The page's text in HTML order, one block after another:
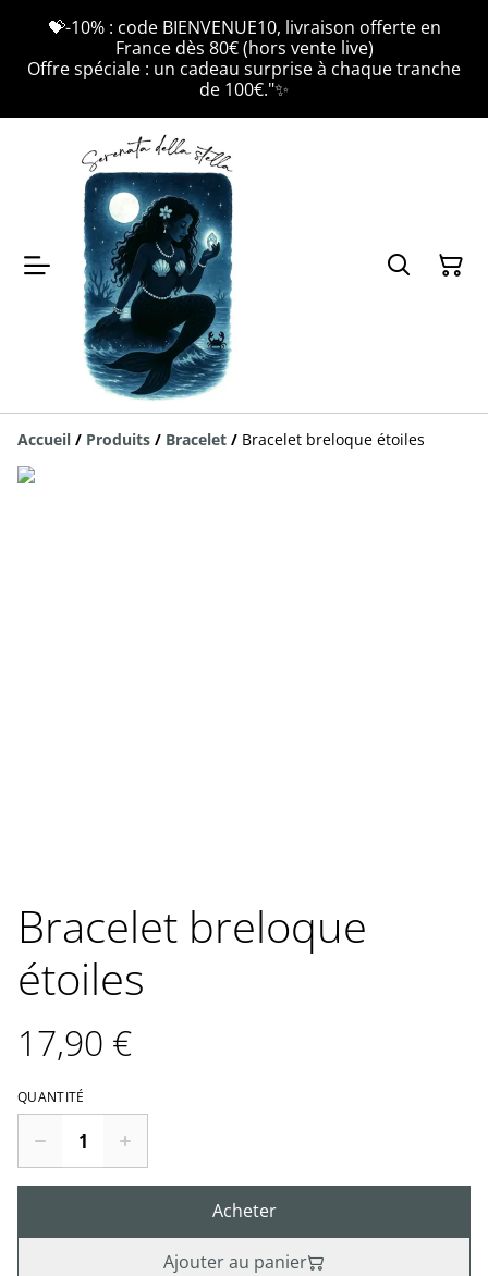
💝-10% : code BIENVENUE10, livraison offerte en
France dès 80€ (hors vente live)
Offre spéciale : un cadeau surprise à chaque tranche
de 100€."✨
Accueil / Produits / Bracelet / Bracelet breloque étoiles
Bracelet breloque
étoiles
17,90 €
QUANTITÉ
Acheter
Ajouter au panier